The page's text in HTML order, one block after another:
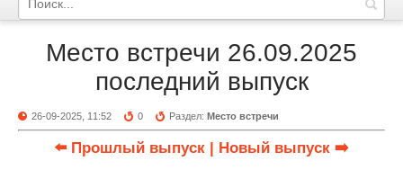
Место встречи 26.09.2025
последний выпуск
26-09-2025, 11:52 0 Раздел:Место встречи
⬅️ Прошлый выпуск | Новый выпуск ➡️